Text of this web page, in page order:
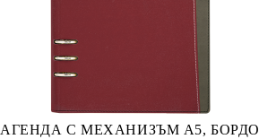
АГЕНДА С МЕХАНИЗЪМ А5, БОРДО